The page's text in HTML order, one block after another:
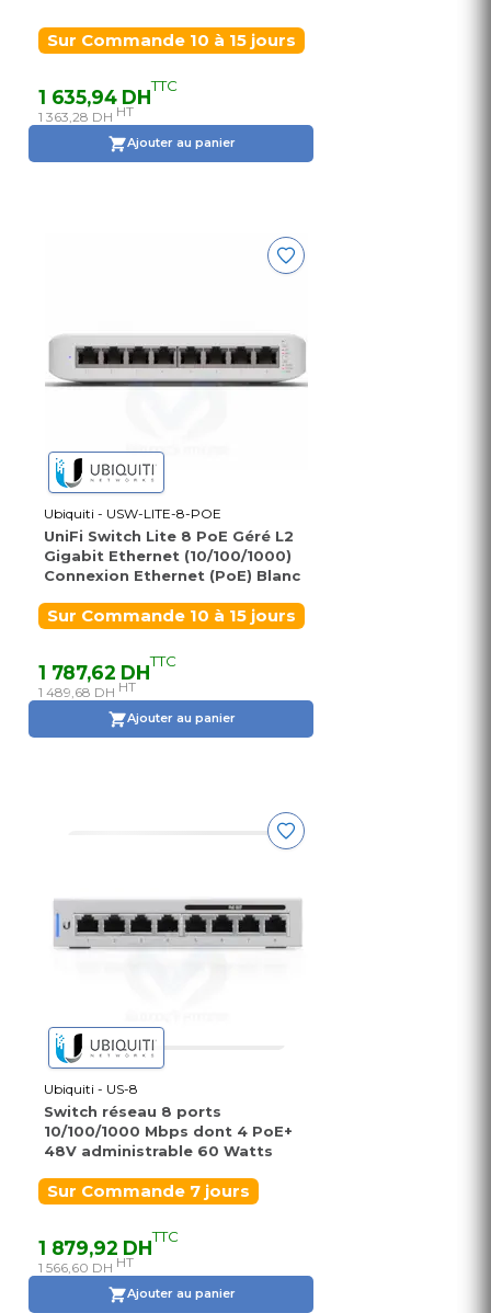
Sur Commande 10 à 15 jours
1 635,94 DHTTC
1 363,28 DH HT
Ajouter au panier
Ubiquiti - USW-LITE-8-POE
UniFi Switch Lite 8 PoE Géré L2
Gigabit Ethernet (10/100/1000)
Connexion Ethernet (PoE) Blanc
Sur Commande 10 à 15 jours
1 787,62 DHTTC
1 489,68 DH HT
Ajouter au panier
Ubiquiti - US-8
Switch réseau 8 ports
10/100/1000 Mbps dont 4 PoE+
48V administrable 60 Watts
Sur Commande 7 jours
1 879,92 DHTTC
1 566,60 DH HT
Ajouter au panier